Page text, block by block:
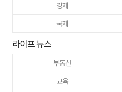
경제
국제
라이프 뉴스
부동산
교육